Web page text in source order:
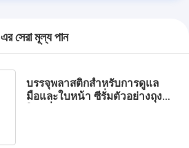
এর সেরা মূল্য পান
บรรจุพลาสติกสําหรับการดูแล
มือและใบหน้า ซีรั่มตัวอย่างถุง